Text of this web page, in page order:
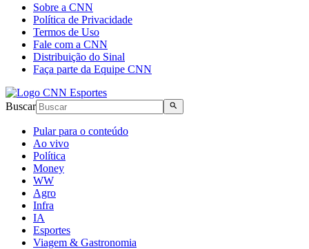
Sobre a CNN
Política de Privacidade
Termos de Uso
Fale com a CNN
Distribuição do Sinal
Faça parte da Equipe CNN
Buscar
Pular para o conteúdo
Ao vivo
Política
Money
WW
Agro
Infra
IA
Esportes
Viagem & Gastronomia